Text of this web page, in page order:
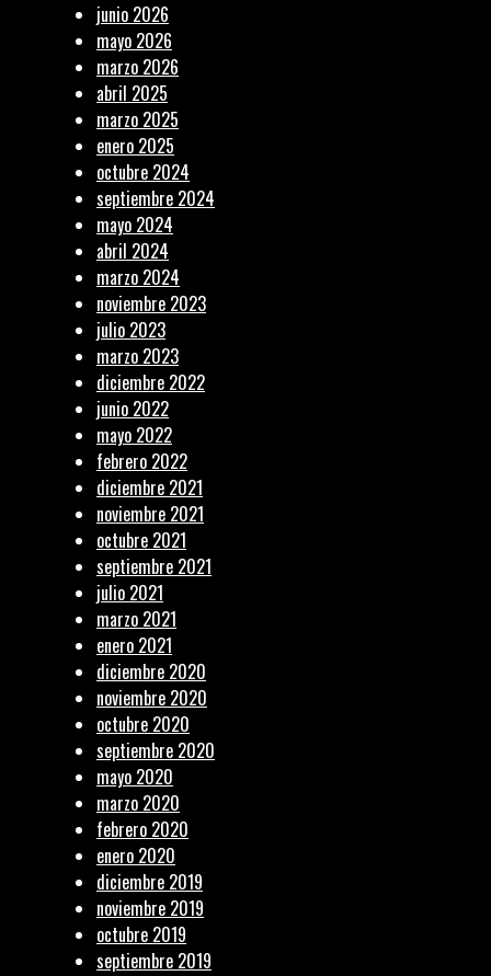
junio 2026
mayo 2026
marzo 2026
abril 2025
marzo 2025
enero 2025
octubre 2024
septiembre 2024
mayo 2024
abril 2024
marzo 2024
noviembre 2023
julio 2023
marzo 2023
diciembre 2022
junio 2022
mayo 2022
febrero 2022
diciembre 2021
noviembre 2021
octubre 2021
septiembre 2021
julio 2021
marzo 2021
enero 2021
diciembre 2020
noviembre 2020
octubre 2020
septiembre 2020
mayo 2020
marzo 2020
febrero 2020
enero 2020
diciembre 2019
noviembre 2019
octubre 2019
septiembre 2019